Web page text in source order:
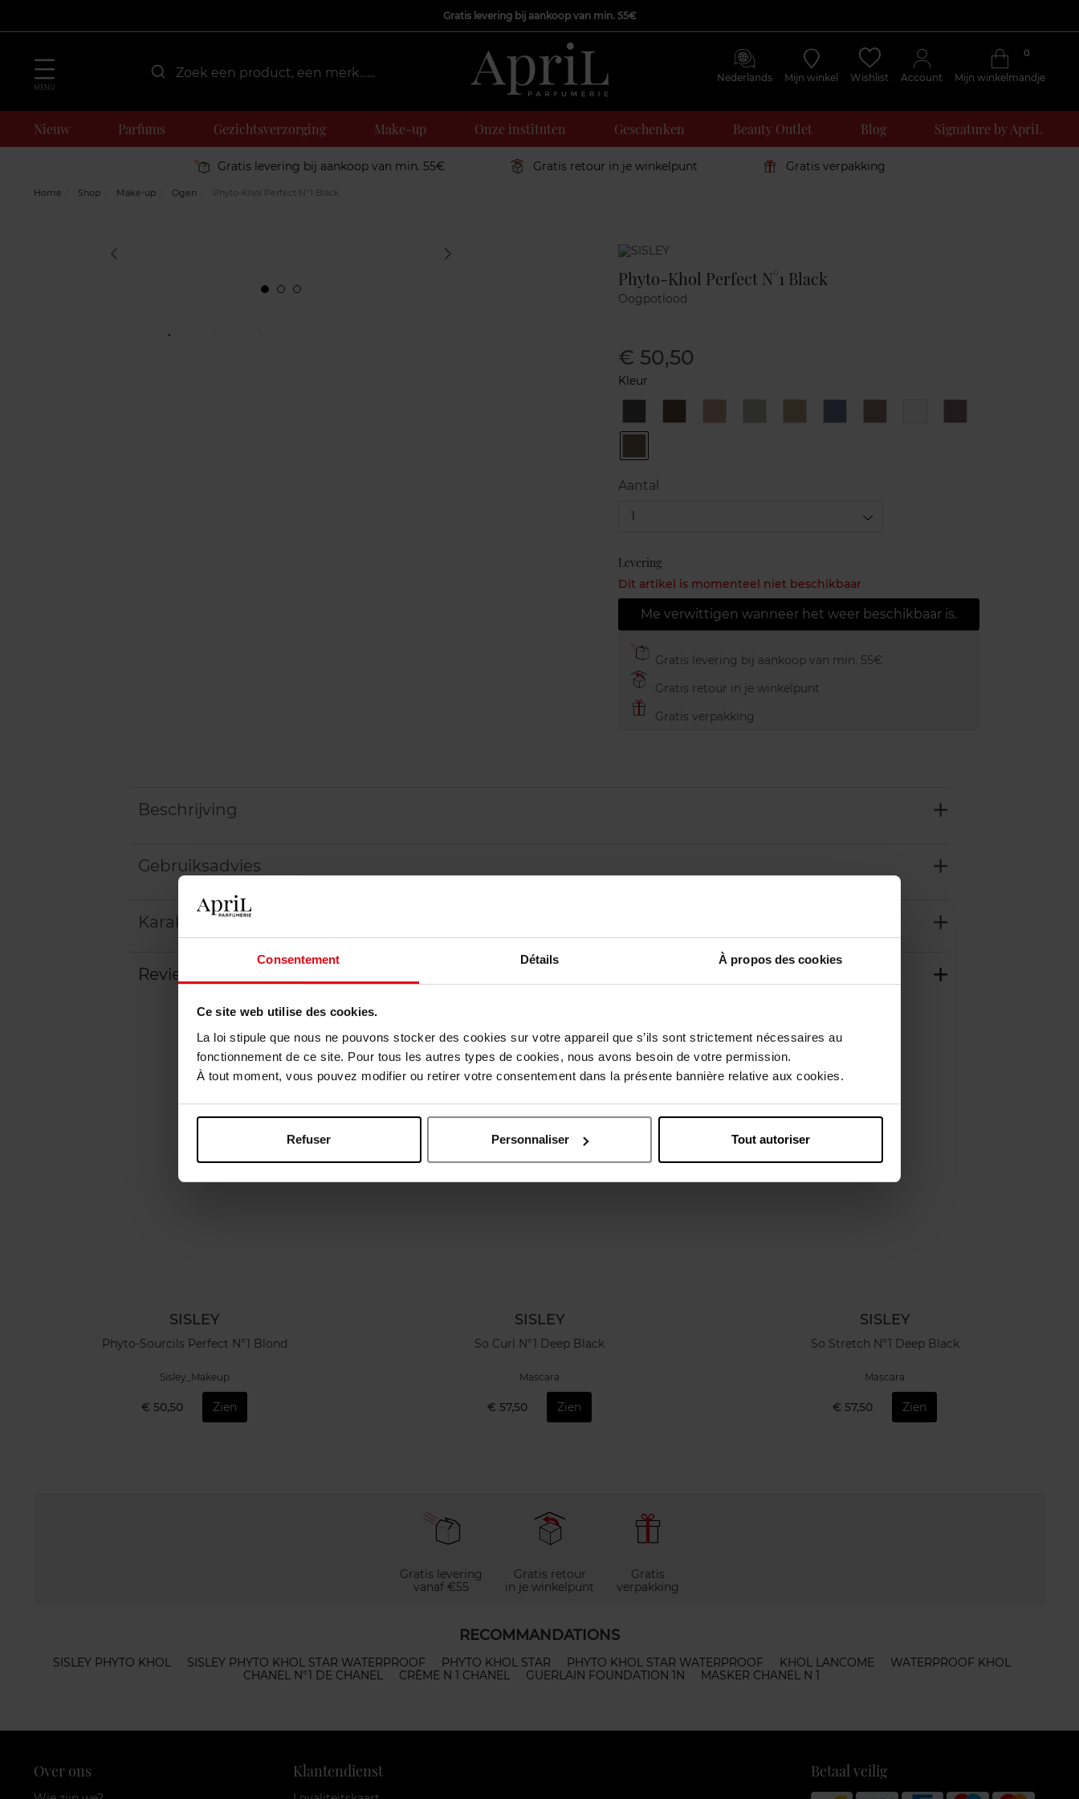
Consentement Détails À propos des cookies
Ce site web utilise des cookies.
La loi stipule que nous ne pouvons stocker des cookies sur votre appareil que s’ils sont strictement nécessaires au
fonctionnement de ce site. Pour tous les autres types de cookies, nous avons besoin de votre permission.
À tout moment, vous pouvez modifier ou retirer votre consentement dans la présente bannière relative aux cookies.
Refuser Personnaliser Tout autoriser
Gratis levering bij aankoop van min. 55€
MENU
Nederlands Mijn winkel Wishlist Account Mijn winkelmandje
0
Nieuw Parfums Gezichtsverzorging Make-up Onze instituten Geschenken Beauty Outlet Blog Signature by ApriL
Gratis levering bij aankoop van min. 55€ Gratis retour in je winkelpunt Gratis verpakking
Home Shop Make-up Ogen Phyto-Khol Perfect N°1 Black
Marque
Phyto-Khol Perfect N°1 Black
Oogpotlood
€ 50,50
Kleur
Black Ebony Brown Khaki Navy Plum Snow
Purple
Deep
Aantal
1
Levering
Dit artikel is momenteel niet beschikbaar
Me verwittigen wanneer het weer beschikbaar is.
Gratis levering bij aankoop van min. 55€
Gratis retour in je winkelpunt
Gratis verpakking
Beschrijving
Gebruiksadvies
Karakteristieken
Review
Nog iets vergeten ?
SISLEY
Phyto-Sourcils Perfect N°1 Blond
Sisley_Makeup
€ 50,50 Zien
SISLEY
So Curl N°1 Deep Black
Mascara
€ 57,50 Zien
SISLEY
So Stretch N°1 Deep Black
Mascara
€ 57,50 Zien
Gratis levering
vanaf €55
Gratis retour
in je winkelpunt
Gratis
verpakking
RECOMMANDATIONS
SISLEY PHYTO KHOL SISLEY PHYTO KHOL STAR WATERPROOF PHYTO KHOL STAR PHYTO KHOL STAR WATERPROOF KHOL LANCOME
WATERPROOF KHOL
CHANEL N°1 DE CHANEL
CRÈME N 1 CHANEL GUERLAIN FOUNDATION 1N MASKER CHANEL N 1
Over ons Klantendienst Betaal veilig